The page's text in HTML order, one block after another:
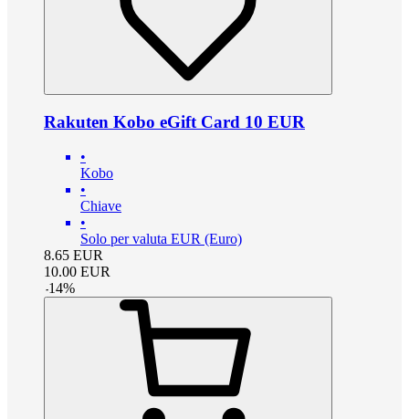
Rakuten Kobo eGift Card 10 EUR
•
Kobo
•
Chiave
•
Solo per valuta EUR (Euro)
8.65 EUR
10.00 EUR
-14%